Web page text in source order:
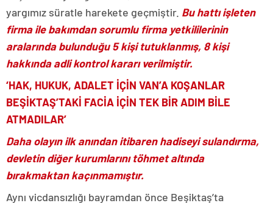
yargımız süratle harekete geçmiştir. Bu hattı işleten
firma ile bakımdan sorumlu firma yetkililerinin
aralarında bulunduğu 5 kişi tutuklanmış, 8 kişi
hakkında adli kontrol kararı verilmiştir.
‘HAK, HUKUK, ADALET İÇİN VAN’A KOŞANLAR
BEŞİKTAŞ’TAKİ FACİA İÇİN TEK BİR ADIM BİLE
ATMADILAR’
Daha olayın ilk anından itibaren hadiseyi sulandırma,
devletin diğer kurumlarını töhmet altında
bırakmaktan kaçınmamıştır.
Aynı vicdansızlığı bayramdan önce Beşiktaş’ta